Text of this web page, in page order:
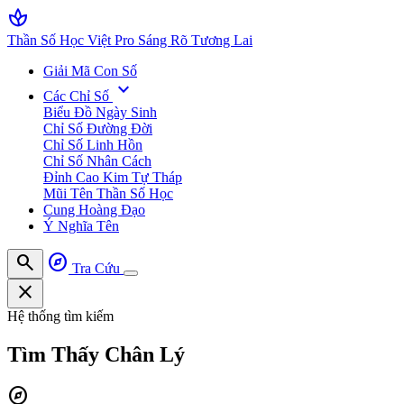
spa
Thần Số Học Việt Pro Sáng Rõ Tương Lai
Giải Mã Con Số
Các Chỉ Số expand_more
Biểu Đồ Ngày Sinh
Chỉ Số Đường Đời
Chỉ Số Linh Hồn
Chỉ Số Nhân Cách
Đỉnh Cao Kim Tự Tháp
Mũi Tên Thần Số Học
Cung Hoàng Đạo
Ý Nghĩa Tên
search explore Tra Cứu
close
Hệ thống tìm kiếm
Tìm Thấy Chân Lý
explore